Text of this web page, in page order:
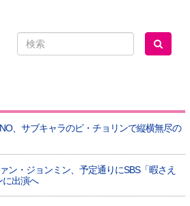
、サブキャラのピ・チョリンで縦横無尽の
ン・ジョンミン、予定通りにSBS「暇さえ
に出演へ